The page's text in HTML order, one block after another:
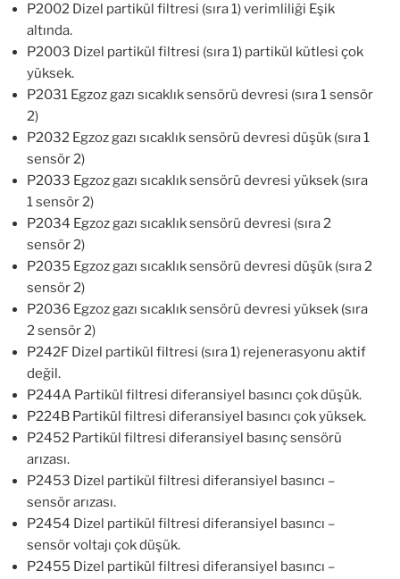
P2002 Dizel partikül filtresi (sıra 1) verimliliği Eşik
altında.
P2003 Dizel partikül filtresi (sıra 1) partikül kütlesi çok
yüksek.
P2031 Egzoz gazı sıcaklık sensörü devresi (sıra 1 sensör
2)
P2032 Egzoz gazı sıcaklık sensörü devresi düşük (sıra 1
sensör 2)
P2033 Egzoz gazı sıcaklık sensörü devresi yüksek (sıra
1 sensör 2)
P2034 Egzoz gazı sıcaklık sensörü devresi (sıra 2
sensör 2)
P2035 Egzoz gazı sıcaklık sensörü devresi düşük (sıra 2
sensör 2)
P2036 Egzoz gazı sıcaklık sensörü devresi yüksek (sıra
2 sensör 2)
P242F Dizel partikül filtresi (sıra 1) rejenerasyonu aktif
değil.
P244A Partikül filtresi diferansiyel basıncı çok düşük.
P224B Partikül filtresi diferansiyel basıncı çok yüksek.
P2452 Partikül filtresi diferansiyel basınç sensörü
arızası.
P2453 Dizel partikül filtresi diferansiyel basıncı –
sensör arızası.
P2454 Dizel partikül filtresi diferansiyel basıncı –
sensör voltajı çok düşük.
P2455 Dizel partikül filtresi diferansiyel basıncı –